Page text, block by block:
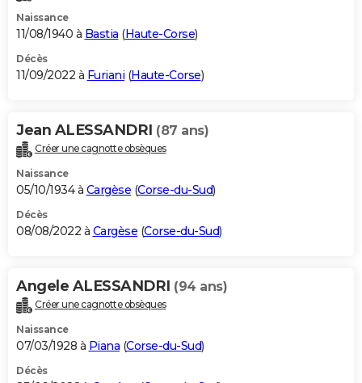
Naissance
11/08/1940 à Bastia (Haute-Corse)
Décès
11/09/2022 à Furiani (Haute-Corse)
Jean ALESSANDRI (87 ans)
Créer une cagnotte obsèques
Naissance
05/10/1934 à Cargèse (Corse-du-Sud)
Décès
08/08/2022 à Cargèse (Corse-du-Sud)
Angele ALESSANDRI (94 ans)
Créer une cagnotte obsèques
Naissance
07/03/1928 à Piana (Corse-du-Sud)
Décès